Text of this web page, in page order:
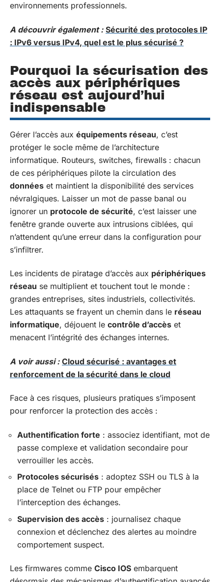
environnements professionnels.
A découvrir également : Sécurité des protocoles IP
: IPv6 versus IPv4, quel est le plus sécurisé ?
Pourquoi la sécurisation des
accès aux périphériques
réseau est aujourd’hui
indispensable
Gérer l’accès aux équipements réseau, c’est
protéger le socle même de l’architecture
informatique. Routeurs, switches, firewalls : chacun
de ces périphériques pilote la circulation des
données et maintient la disponibilité des services
névralgiques. Laisser un mot de passe banal ou
ignorer un protocole de sécurité, c’est laisser une
fenêtre grande ouverte aux intrusions ciblées, qui
n’attendent qu’une erreur dans la configuration pour
s’infiltrer.
Les incidents de piratage d’accès aux périphériques
réseau se multiplient et touchent tout le monde :
grandes entreprises, sites industriels, collectivités.
Les attaquants se frayent un chemin dans le réseau
informatique, déjouent le contrôle d’accès et
menacent l’intégrité des échanges internes.
A voir aussi : Cloud sécurisé : avantages et
renforcement de la sécurité dans le cloud
Face à ces risques, plusieurs pratiques s’imposent
pour renforcer la protection des accès :
Authentification forte : associez identifiant, mot de
passe complexe et validation secondaire pour
verrouiller les accès.
Protocoles sécurisés : adoptez SSH ou TLS à la
place de Telnet ou FTP pour empêcher
l’interception des échanges.
Supervision des accès : journalisez chaque
connexion et déclenchez des alertes au moindre
comportement suspect.
Les firmwares comme Cisco IOS embarquent